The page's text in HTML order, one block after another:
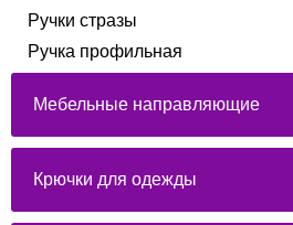
Ручки стразы
Ручка профильная
Мебельные направляющие
Крючки для одежды